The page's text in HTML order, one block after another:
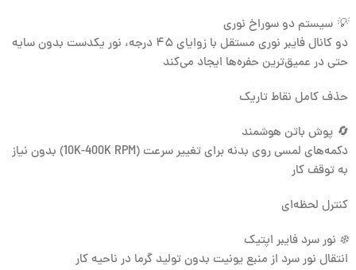
💡 سیستم دو سوراخ نوری
دو کانال فایبر نوری مستقل با زوایای ۴۵ درجه، نور یکدست بدون سایه
حتی در عمیق‌ترین حفره‌ها ایجاد می‌کند
حذف کامل نقاط تاریک
🔄 پوش باتن هوشمند
دکمه‌های لمسی روی بدنه برای تغییر سرعت (10K-400K RPM) بدون نیاز
به توقف کار
کنترل لحظه‌ای
❄️ نور سرد فایبر اپتیک
انتقال نور سرد از منبع یونیت بدون تولید گرما در ناحیه کار